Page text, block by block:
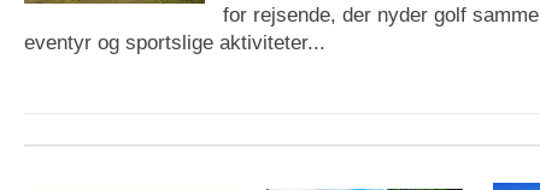
for rejsende, der nyder golf
eventyr og sportslige aktiviteter...